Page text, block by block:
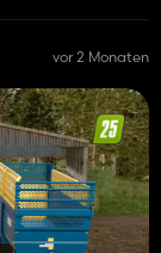
vor 2 Monaten